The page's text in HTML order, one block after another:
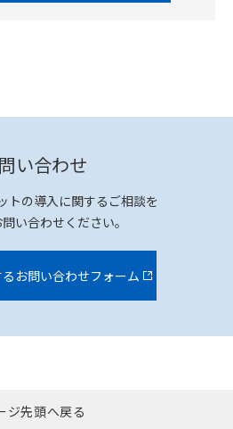
い合わせ
トの導入に関するご相談を
い合わせください。
お問い合わせフォーム
ジ先頭へ戻る